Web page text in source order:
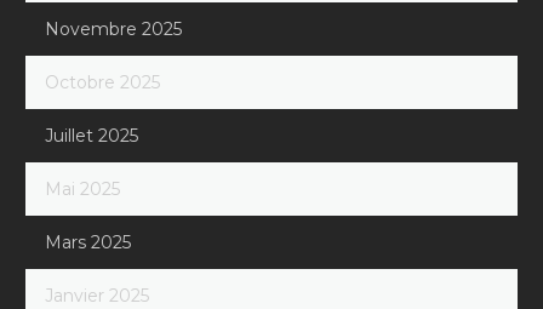
Novembre 2025
Octobre 2025
Juillet 2025
Mai 2025
Mars 2025
Janvier 2025